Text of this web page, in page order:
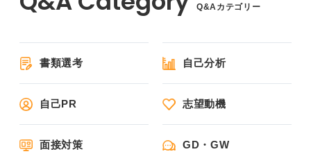
Q&Aカテゴリー
書類選考 自己分析
自己PR 志望動機
面接対策 GD・GW